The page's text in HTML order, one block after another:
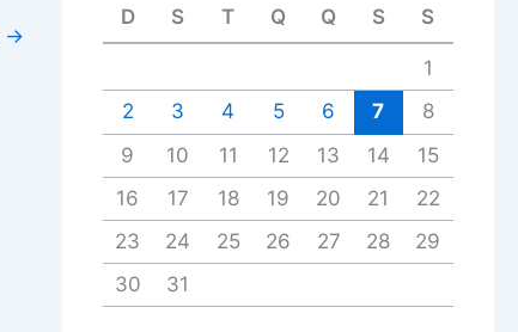
→
D S T Q Q S S
1
2
3 4 5 6 7
8
9
10 11 12 13 14
15
16
17 18 19 20 21
22
23
24 25 26 27 28
29
30
31